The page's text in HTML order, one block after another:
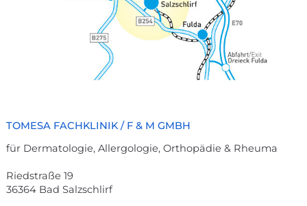
TOMESA FACHKLINIK / F & M GMBH
für Dermatologie, Allergologie, Orthopädie & Rheuma
Riedstraße 19
36364 Bad Salzschlirf